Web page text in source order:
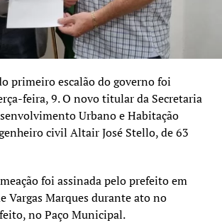
primeiro escalão do governo foi
feira, 9. O novo titular da Secretaria
Urbano e Habitação
civil Altair José Stello, de 63
foi assinada pelo prefeito em
Vargas Marques durante ato no
no Paço Municipal.